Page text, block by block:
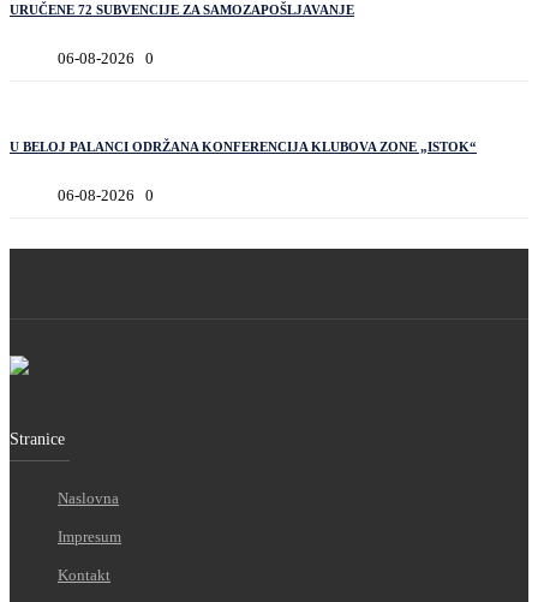
URUČENE 72 SUBVENCIJE ZA SAMOZAPOŠLJAVANJE
06-08-2026 0
U BELOJ PALANCI ODRŽANA KONFERENCIJA KLUBOVA ZONE „ISTOK“
06-08-2026 0
Stranice
Naslovna
Impresum
Kontakt